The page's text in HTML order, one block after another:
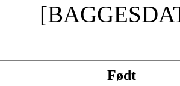
Født